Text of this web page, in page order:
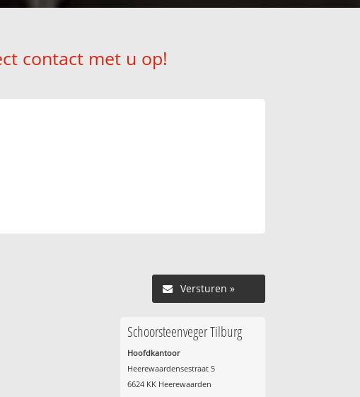
contact met u op!
Versturen »
Schoorsteenveger Tilburg
Hoofdkantoor
Heerewaardensestraat 5
6624 KK Heerewaarden